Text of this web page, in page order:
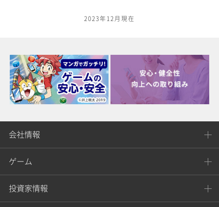
2023年12月現在
会社情報
ゲーム
投資家情報